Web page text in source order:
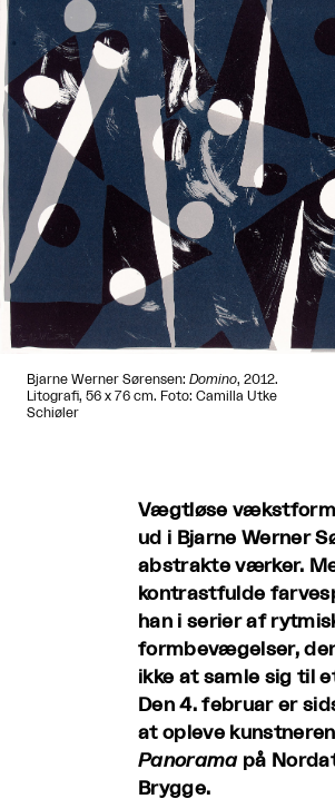
Bjarne Werner Sørensen: Domino, 2012.
Litografi, 56 x 76 cm. Foto: Camilla Utke
Schiøler
Vægtløse
ud i Bjarne Werner
abstrakte værker.
kontrastfulde
han i serier af
formbevægelser,
ikke at samle sig til
Den 4. februar er
at opleve
Panoramapå
Brygge.